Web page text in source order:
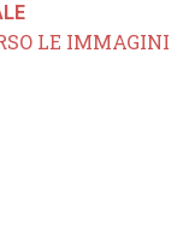
LE IMMAGINI